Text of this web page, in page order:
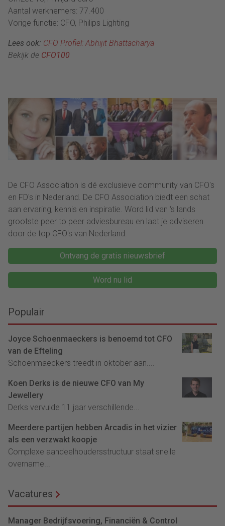
Aantal werknemers: 77.400
Vorige functie: CFO, Philips Lighting
Lees ook: CFO Profiel: Abhijit Bhattacharya
Bekijk de CFO100
De CFO Association is dé exclusieve community van CFO's
en FD's in Nederland. De CFO Association biedt een schat
aan ervaring, kennis en inspiratie. Word lid van ‘s lands
grootste peer to peer adviesbureau en laat je adviseren
door de top CFO's van Nederland.
Ontvang de gratis nieuwsbrief
Word nu lid
Populair
Joyce Schoenmaeckers is benoemd tot CFO
van de Efteling
Schoenmaeckers treedt in oktober aan....
Koen Derks is de nieuwe CFO van My
Jewellery
Derks vervulde 11 jaar verschillende...
Meerdere partijen hebben Arcadis in het vizier
als een verzwakt koopje
Complexe aandeelhoudersstructuur staat snelle
overname...
Vacatures
Manager Bedrijfsvoering, Financiën & Control